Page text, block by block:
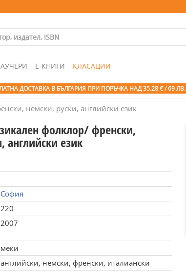
Е-КНИГИ КЛАСАЦИИ
ДОСТАВКА В БЪЛГАРИЯ ПРИ ПОРЪЧКА НАД 35.28 € / 69 ЛВ.
немски, руски, английски език
фолклор/ френски,
английски език
София
220
2007
меки
английски, немски, френски, италиански